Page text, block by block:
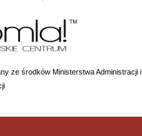
ze środków Ministerstwa Administracji i